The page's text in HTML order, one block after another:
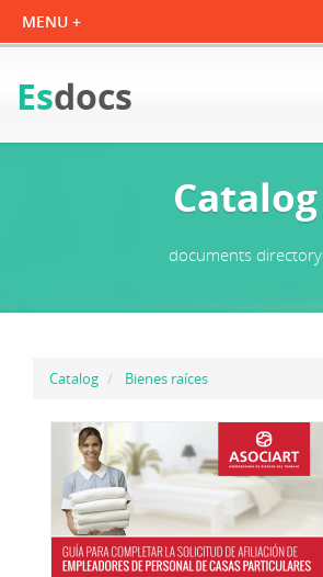
Esdocs
Catalog
documents directory
Catalog Bienes raíces